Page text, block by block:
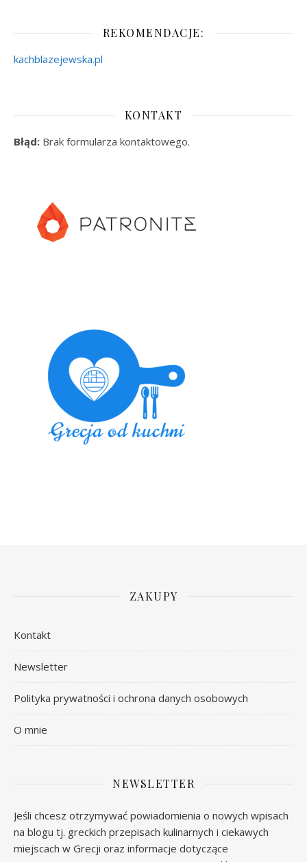
REKOMENDACJE:
kachblazejewska.pl
KONTAKT
Błąd: Brak formularza kontaktowego.
ZAKUPY
Kontakt
Newsletter
Polityka prywatności i ochrona danych osobowych
O mnie
NEWSLETTER
Jeśli chcesz otrzymywać powiadomienia o nowych wpisach
na blogu tj. greckich przepisach kulinarnych i ciekawych
miejscach w Grecji oraz informacje dotyczące